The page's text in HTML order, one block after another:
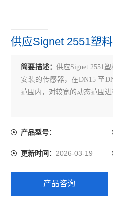
供应Signet 2551塑
简要描述： 供应Signet 2551
安装的传感器，在DN15 至
范围内，对较宽的动态范围
产品型号：
更新时间：2026-03-19
产品咨询